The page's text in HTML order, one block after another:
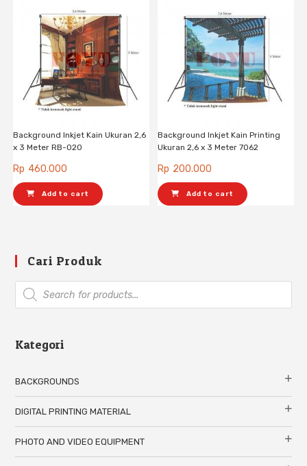
Background Inkjet Kain Ukuran 2,6
x 3 Meter RB-020
Rp 460.000
Add to cart
Background Inkjet Kain Printing
Ukuran 2,6 x 3 Meter 7062
Rp 200.000
Add to cart
Cari Produk
Kategori
BACKGROUNDS
DIGITAL PRINTING MATERIAL
PHOTO AND VIDEO EQUIPMENT